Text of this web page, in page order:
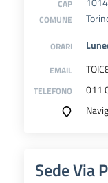
CAP
COMUNE
ORARI
EMAIL
TELEFONO
011
Sede Via